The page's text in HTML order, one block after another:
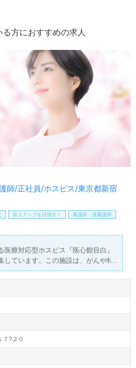
方におすすめの求人
師/正社員/ホスピス/東京都新宿
収入アップを目指す！ 看護師・准看護師
医療対応型ホスピス『医心館目白』
しています。この施設は、がんや特
の高い患者様に特化したホスピス事
名の入居定員を有する全室個室の快
ます。月給は400,000円から436,000
給されるため、安定した収入を得
がある方なら、ホスピスでの経験は
『今』に寄り添い、質の高い看護を
れます。チーム医療においては、大
の経験が活かせるため、幅広いバッ
７?２０